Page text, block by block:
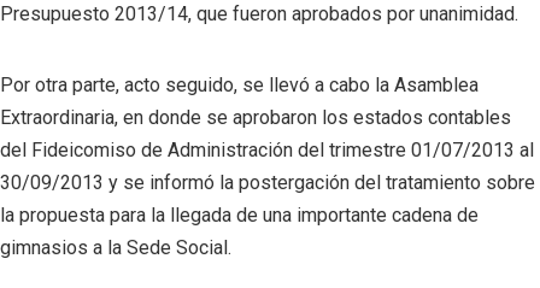
Presupuesto 2013/14, que fueron aprobados por unanimidad.
Por otra parte, acto seguido, se llevó a cabo la Asamblea
Extraordinaria, en donde se aprobaron los estados contables
del Fideicomiso de Administración del trimestre 01/07/2013 al
30/09/2013 y se informó la postergación del tratamiento sobre
la propuesta para la llegada de una importante cadena de
gimnasios a la Sede Social.